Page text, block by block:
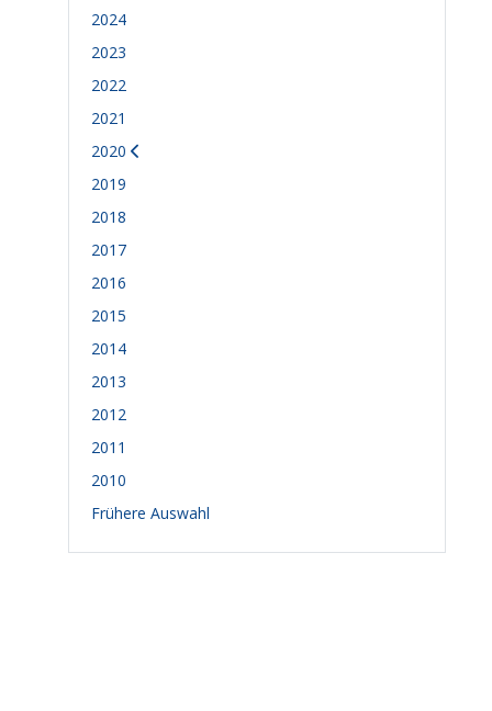
2024
2023
2022
2021
2020
2019
2018
2017
2016
2015
2014
2013
2012
2011
2010
Frühere Auswahl